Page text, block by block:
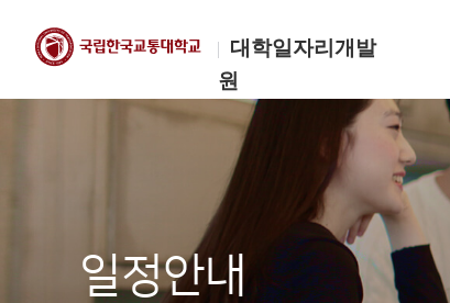
대학일자리개발
원
한국교통대학교
대학일자리개발원
일정안내